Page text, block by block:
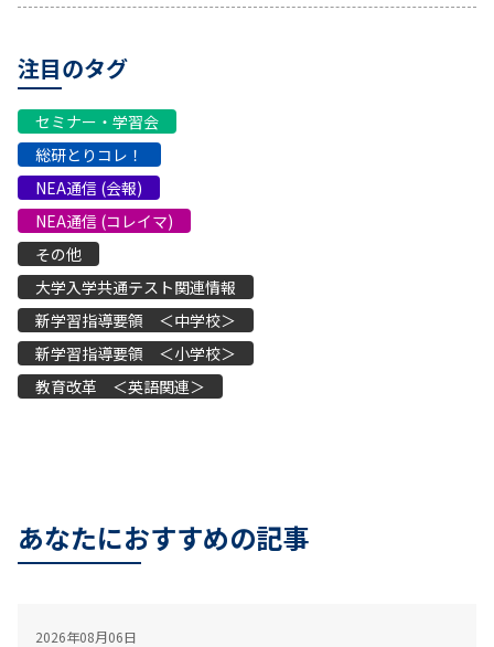
注目のタグ
セミナー・学習会
総研とりコレ！
NEA通信 (会報)
NEA通信 (コレイマ)
その他
大学入学共通テスト関連情報
新学習指導要領 ＜中学校＞
新学習指導要領 ＜小学校＞
教育改革 ＜英語関連＞
あなたにおすすめの記事
2026年08月06日